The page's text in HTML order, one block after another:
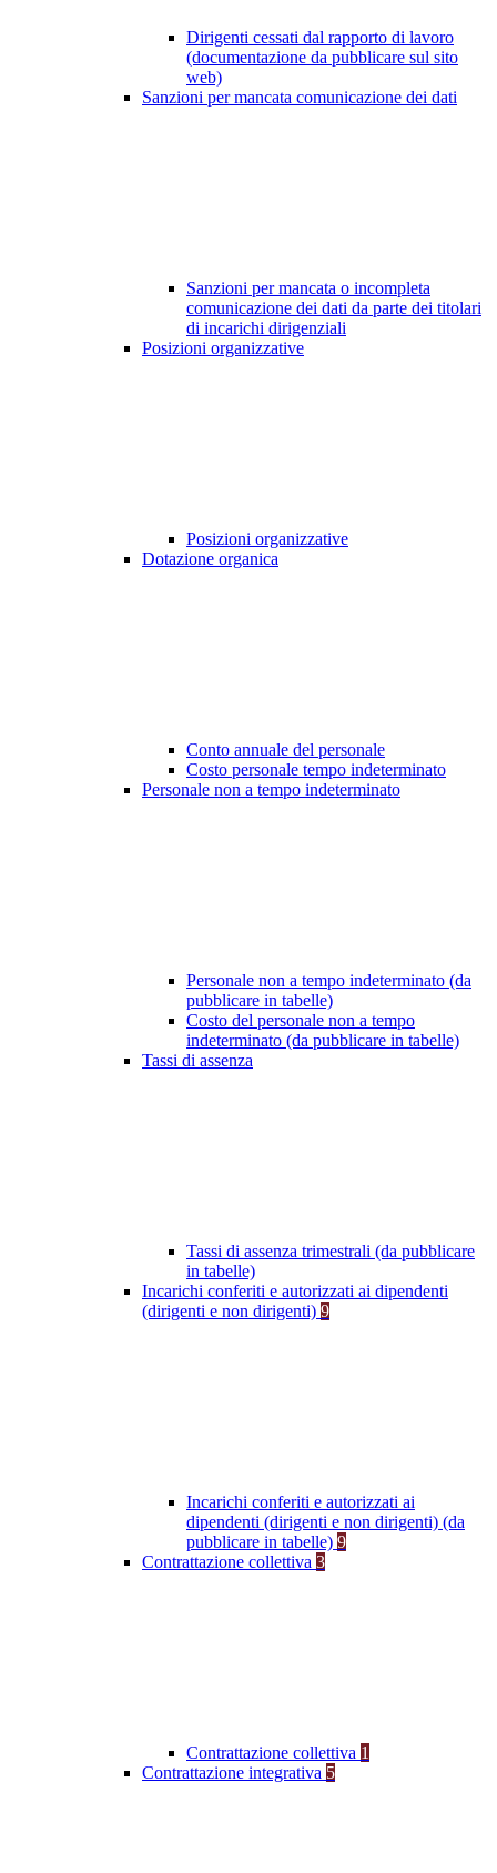
Dirigenti cessati dal rapporto di lavoro
(documentazione da pubblicare sul sito
web)
Sanzioni per mancata comunicazione dei dati
Sanzioni per mancata o incompleta
comunicazione dei dati da parte dei titolari
di incarichi dirigenziali
Posizioni organizzative
Posizioni organizzative
Dotazione organica
Conto annuale del personale
Costo personale tempo indeterminato
Personale non a tempo indeterminato
Personale non a tempo indeterminato (da
pubblicare in tabelle)
Costo del personale non a tempo
indeterminato (da pubblicare in tabelle)
Tassi di assenza
Tassi di assenza trimestrali (da pubblicare
in tabelle)
Incarichi conferiti e autorizzati ai dipendenti
(dirigenti e non dirigenti) 9
Incarichi conferiti e autorizzati ai
dipendenti (dirigenti e non dirigenti) (da
pubblicare in tabelle) 9
Contrattazione collettiva 3
Contrattazione collettiva 1
Contrattazione integrativa 5